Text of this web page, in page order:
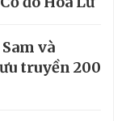
và
truyền 200